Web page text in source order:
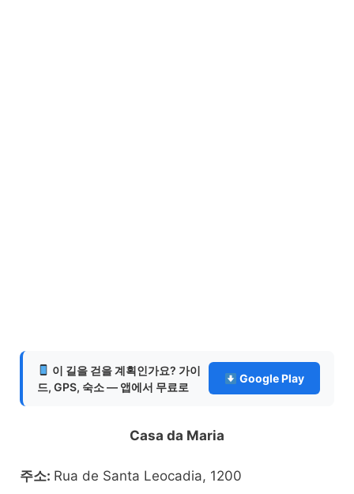
이 길을 걷을 계획인가요? 가이
드, GPS, 숙소 — 앱에서 무료로
Google Play
Casa da Maria
주소: Rua de Santa Leocadia, 1200